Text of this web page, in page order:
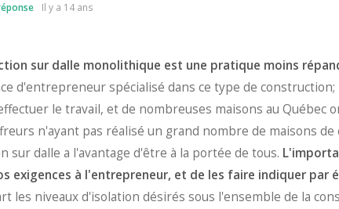
il y a 14 ans
sur dalle monolithique est une pratique moins
d'entrepreneur spécialisé dans ce type de
le travail, et de nombreuses maisons au Québec
n'ayant pas réalisé un grand nombre de maisons de
sur dalle a l'avantage d'être à la portée de tous.
exigences à l'entrepreneur, et de les faire indiquer par
les niveaux d'isolation désirés sous l'ensemble de la